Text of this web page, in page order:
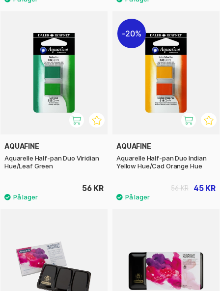
AQUAFINE
Aquarelle Half-pan Duo Viridian
Hue/Leaf Green
56 KR
20%
AQUAFINE
Aquarelle Half-pan Duo Indian
Yellow Hue/Cad Orange Hue
45 KR
56 KR